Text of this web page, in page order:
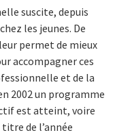
suscite, depuis
les jeunes. De
permet de mieux
accompagner ces
et de la
2002 un programme
est atteint, voire
de l’année